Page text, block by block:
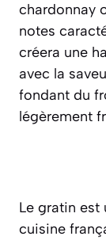
chardonnay
notes
créera une
avec la
fondant du
légèrement
Le gratin est
cuisine